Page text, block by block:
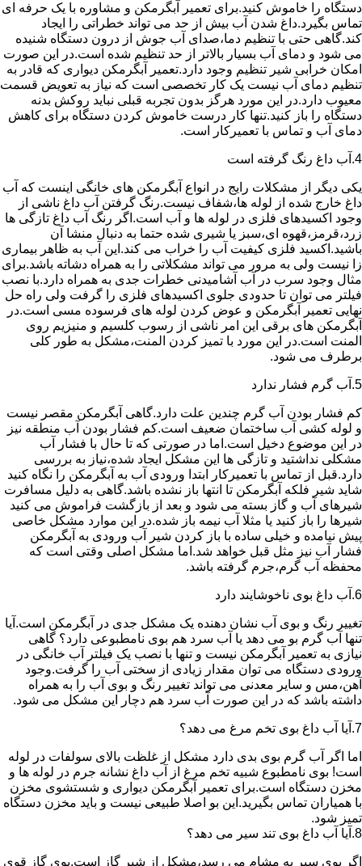
دستگاه را خاموش کنید.برای تعمیر آبگرمکن و مشاوره با یک حرفه ای
تماس بگیرد.داغ شدن آب بیش از حد می تواند خطراتی را ایجاد
کند.گاهی حتی با تنظیم دما،صدای آب جوش از درون دستگاه شنیده
می شود و دمای آب بسیار بالاتر از حد تنظیم شده است.در این صورت
امکان خرابی شیر تنظیم وجود دارد.تعمیر آبگرمکن دیواری که قادر به
تنظیم دمای آب نیست یک کار تخصصی است که نیاز به تعویض قسمت
معیوب دارد.در این مورد هرگز بدون تجربه قبلی نباید روکش بدنه
دستگاه را باز کنید.تنها کار درست خاموش کردن دستگاه برای کاهش
دمای آب و تماس با تعمیرکار است.
4.آب داغ رنگ گرفته است
یکی دیگر از مشکلات رایج در انواع آبگرمکن های خانگی اینست که آب
داغ خارج شده از لوله ها،شفاف نیست.رنگ گرفتن آب داغ ناشی از
وجود اکسیدهای فلزی در لوله ها و آب است.اگر رنگ آب داغ تازگی ها
زرد،قرمز،قهوه ای،سبز یا شیری شده حتما به دنبال منشا آن
باشید.اکسید فلزی کیفیت آب را خراب می کند.این آب به ظاهر بیماری
زا نیست ولی به مرور می تواند مشکلاتی را به همراه دشاته باشد.برای
مثال وجود سرب در آب آشامیدنی خطرات جدی به همراه دارد.با نصب
فیلتر می توان تا حدودی جلوی اکسیدهای فلزی را گرفت ولی راه حل
نهایی تعمیر آبگرمکن و عوض کردن لوله های فرسوده مسی است.در
آبگرمکن های برقی این امر ناشی از رسوب کلسیم و منیزیم روی
المنت است.در این مورد با تمیز کردن المنت،مشکل به طور کلی
برطرف می شود.
5.آب گرم فشار ندارد
کم فشار بودن آب گرم چندین علت دارد.گاهی آبگرمکن مقصر نیست
و لوله کشی آب ساختمان ضعیف است.کم فشار بودن آب منطقه نیز
در این موضوع دخیل است.اما در صورتی که تا حال با فشار آب
مشکلی نداشتید و تازگی ها این مشکل ایجاد شده،نیاز به بررسی
دارد.قبل از تماس با تعمیرکار ابتدا ورودی آب به آبگرمکن را نگاه کنید
شاید شیر فلکه آبگرمکن تا انتها باز نشده باشد.گاهی به دلیل مسافرت
شیرهای آب و گاز بسته می شود و بعد از بازگشت فراموش می کنید
شیرها را باز کنید یا مثلا آب نیمه باز شده.در این موارد مشکل خاصی
پیش نیامده و خیلی ساده با باز کردن شیر آب ورودی به آبگرمکن
فشار آب نیز مثل قبل خواهد شد.اما مشکل اصلی وقتی است که
محفظه آب گرم،جرم گرفته باشد.
6.آب داغ بوی ناخوشایند دارد
تغییر رنگ و بوی آب نشان دهنده یک مشکل جدی در آبگرمکن است.آیا
تنها آب گرم بو می دهد یا آب سرد هم بوی نامطبوعی دارد؟ گاهی
نیازی به تعمیر آبگرمکن نیست و تنها با نصب یک فیلتر آب خانگی در
ورودی دستگاه می توان مقدار زیادی از سختی آب را گرفت.وجود
آهن،مس و سایر معدنی می تواند تغییر رنگ و بوی آب را به همراه
داشته باشد که در این صورت آب سرد هم دچار این مشکل می شود.
7.آیا آب داغ بوی تخم مرغ می دهد؟
اما اگر آب گرم بوی بدی دارد مشکل از غلظت بالای سولفات در لوله
است! بوی نامطبوع شبیه تخم مرغ از آب داغ نشانه جرم در لوله ها و
مخزن دستگاه است.برای تعمیر آبگرمکن دیواری و شستشوی مخزن
با همیاران تماس بگیرید.این بو اصلا طبیعی نیست و باید مخزن دستگاه
تمیز شود.
8.آیا آب داغ بوی تند سیر می دهد؟
اگر بوی سیر به مشام می رسد،مشکل از شیر گاز است.بوی گاز قوی